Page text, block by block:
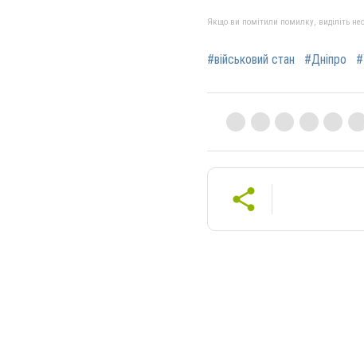
Якщо ви помітили помилку, виділіть
#військовий стан #Дніпро